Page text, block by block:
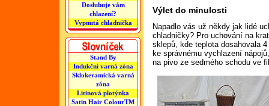
Dosluhuje vám
chlazení?
Vypnutá chladnička
Stand By
Indukční varná zóna
Sklokeramická varná
zóna
Litinová plotýnka
Satin Hair ColourTM
Výlet do minulosti
Napadlo vás už někdy jak lidé
chladničky? Pro uchování na
sklepů, kde teplota dosahovala
ke správnému vychlazení
na pivo ze sedmého schodu ve